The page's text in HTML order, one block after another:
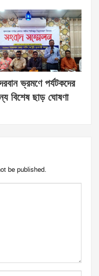
ভ্রমণে পর্যটকদের
বিশেষ ছাড় ঘোষণা
be published.